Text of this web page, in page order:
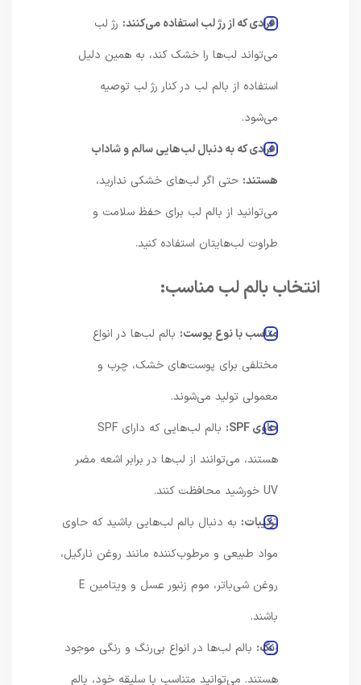
افرادی که از رژ لب استفاده می‌کنند:رژ لب
می‌تواند لب‌ها را خشک کند، به همین دلیل
استفاده از بالم لب در کنار رژ لب توصیه
می‌شود.
افرادی که به دنبال لب‌هایی سالم و شاداب
هستند:حتی اگر لب‌های خشکی ندارید،
می‌توانید از بالم لب برای حفظ سلامت و
طراوت لب‌هایتان استفاده کنید.
انتخاب بالم لب مناسب:
مناسب با نوع پوست: بالم لب‌ها در انواع
مختلفی برای پوست‌های خشک، چرب و
معمولی تولید می‌شوند.
بالم لب‌هایی که دارای SPF
هستند، می‌توانند از لب‌ها در برابر اشعه مضر
ترکیبات:به دنبال بالم لب‌هایی باشید که حاوی
مواد طبیعی و مرطوب‌کننده مانند روغن نارگیل،
روغن شی‌باتر، موم زنبور عسل و ویتامین E
بالم لب‌ها در انواع بی‌رنگ و رنگی موجود
هستند. می‌توانید متناسب با سلیقه خود، بالم